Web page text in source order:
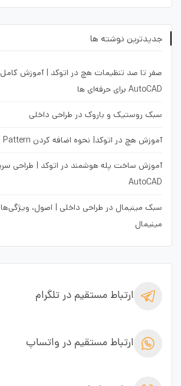
جدیدترین نوشته ها
AutoCAD برای حرفه‌ای ها
سبک روستیک و باروک در طراحی داخلی
آموزش هچ در اتوکد| نحوه اضافه کردن Pattern
آموزش ساخت پله هوشمند در اتوکد | طراحی
AutoCAD
سبک مینیمال در طراحی داخلی | اصول، ویژگی‌ها
مینیمال
ارتباط مستقیم در تلگرام
ارتباط مستقیم در واتساپ